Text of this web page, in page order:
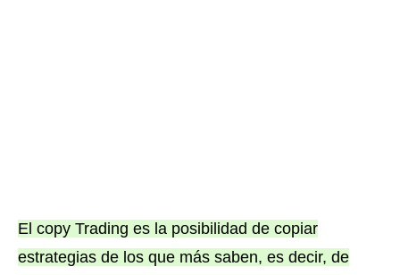
El copy Trading es la posibilidad de copiar
estrategias de los que más saben, es decir, de